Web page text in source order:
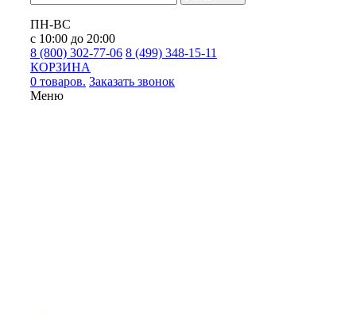
ПН-ВС
с 10:00 до 20:00
8 (800) 302-77-06 8 (499) 348-15-11
КОРЗИНА
0 товаров. Заказать звонок
Меню